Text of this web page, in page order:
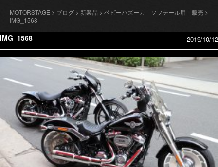
MOTORSTAGE > ブログ > 新製品 > ベビーバズーカ ソフテール用 販売 >
IMG_1568
IMG_1568 2019/10/12